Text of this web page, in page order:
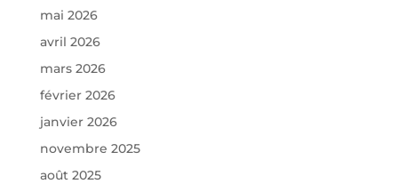
mai 2026
avril 2026
mars 2026
février 2026
janvier 2026
novembre 2025
août 2025